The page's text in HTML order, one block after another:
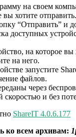
на своем
хотите отправить.
“Отправить” и
доступных
на которое вы
на него.
запустите
файлов.
через
скоростью и без
ShareIT 4.0.6.177
ко всем архивам: